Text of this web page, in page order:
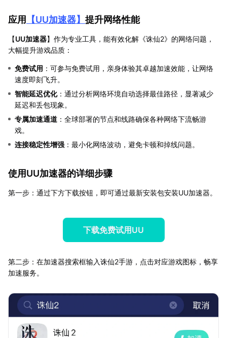
应用 【UU加速器】 提升网络性能
【UU加速器】作为专业工具，能有效化解《诛仙2》的网络问题，
大幅提升游戏品质：
免费试用 ：可参与免费试用，亲身体验其卓越加速效能，让网络
速度即刻飞升。
智能延迟优化：通过分析网络环境自动选择最佳路径，显著减少
延迟和丢包现象。
专属加速通道 ：全球部署的节点和线路确保各种网络下流畅游
戏。
连接稳定性增强 ：最小化网络波动，避免卡顿和掉线问题。
使用UU加速器的详细步骤
第一步：通过下方下载按钮，即可通过最新安装包安装UU加速器。
下载免费试用UU
第二步：在加速器搜索框输入诛仙2手游，点击对应游戏图标，畅享
加速服务。